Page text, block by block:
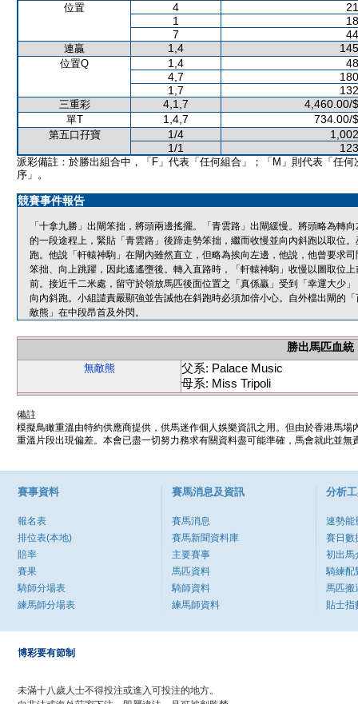
位置 4
1
7
連贏 1,4
位置Q 1,4
4,7
1,7
三重彩 4,1,7 4,460.00/
單T 1,4,7 734.00/
第五口孖寶 1/4
1/1
派彩備註：於勝出組合中，「F」代表「任何組合」；「M」則代表「任何
序」。
競賽事件報告
「十拿九勝」出閘笨拙，將頭兩邊搖擺。「青雲路」出閘緩慢。將頭略為轉
的一段途程上，緊貼「青雲路」後蹄走勢笨拙，繼而收慢並向內斜跑以取位
跑。他說「軒轅神駒」在閘內雖然直立，但略為挨向左邊，他說，他曾要求
笨拙、向上跳躍，因此遙遙墮後。轉入直路時，「軒轅神駒」收慢以圖取位
前。接近千二米處，留守於領放馬匹後面位置之「真係贏」受到「幸運大少
向內斜跑。小組譴責嚴顯強並告誡他在斜跑時必須加倍小心。自外檔出閘的
敵熊」在中段昂首及外閃。
勝出馬匹血統
無敵熊
父系: Palace Music
母系: Miss Tripoli
備註
模擬鳥瞰重溫由特約供應商提供，供馬迷作個人娛樂資訊之用。但由於香港馬
重溫片段出現偏差。本會已盡一切努力務求有關資料盡可能準確，馬會就此並
賽事資料
報名表
排位表(本地)
賠率
賽果
騎師分場表
練馬師分場表
賽馬消息及資訊
賽馬消息
賽馬新聞資料庫
主要賽事
馬匹資料
騎師資料
練馬師資料
分析
速勢能
賽日數
初出馬
騎練配
馬匹搬
貼士指
博彩要有節制
未滿十八歲人士不得投注或進入可投注的地方。